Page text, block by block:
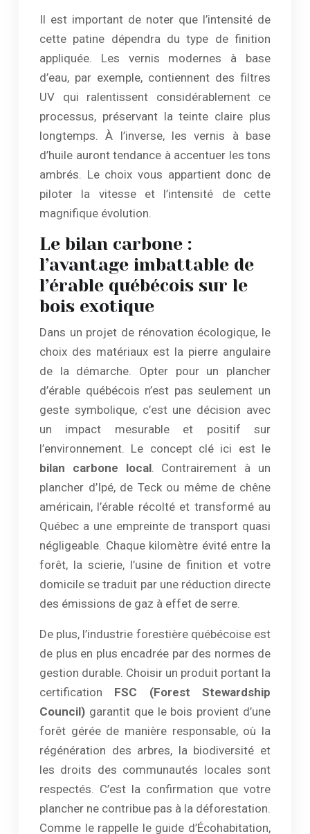
Il est important de noter que l’intensité de
cette patine dépendra du type de finition
appliquée. Les vernis modernes à base
d’eau, par exemple, contiennent des filtres
UV qui ralentissent considérablement ce
processus, préservant la teinte claire plus
longtemps. À l’inverse, les vernis à base
d’huile auront tendance à accentuer les tons
ambrés. Le choix vous appartient donc de
piloter la vitesse et l’intensité de cette
magnifique évolution.
Le bilan carbone :
l’avantage imbattable de
l’érable québécois sur le
bois exotique
Dans un projet de rénovation écologique, le
choix des matériaux est la pierre angulaire
de la démarche. Opter pour un plancher
d’érable québécois n’est pas seulement un
geste symbolique, c’est une décision avec
un impact mesurable et positif sur
l’environnement. Le concept clé ici est le
bilan carbone local. Contrairement à un
plancher d’Ipé, de Teck ou même de chêne
américain, l’érable récolté et transformé au
Québec a une empreinte de transport quasi
négligeable. Chaque kilomètre évité entre la
forêt, la scierie, l’usine de finition et votre
domicile se traduit par une réduction directe
des émissions de gaz à effet de serre.
De plus, l’industrie forestière québécoise est
de plus en plus encadrée par des normes de
gestion durable. Choisir un produit portant la
certification FSC (Forest Stewardship
Council) garantit que le bois provient d’une
forêt gérée de manière responsable, où la
régénération des arbres, la biodiversité et
les droits des communautés locales sont
respectés. C’est la confirmation que votre
plancher ne contribue pas à la déforestation.
Comme le rappelle le guide d’Écohabitation,